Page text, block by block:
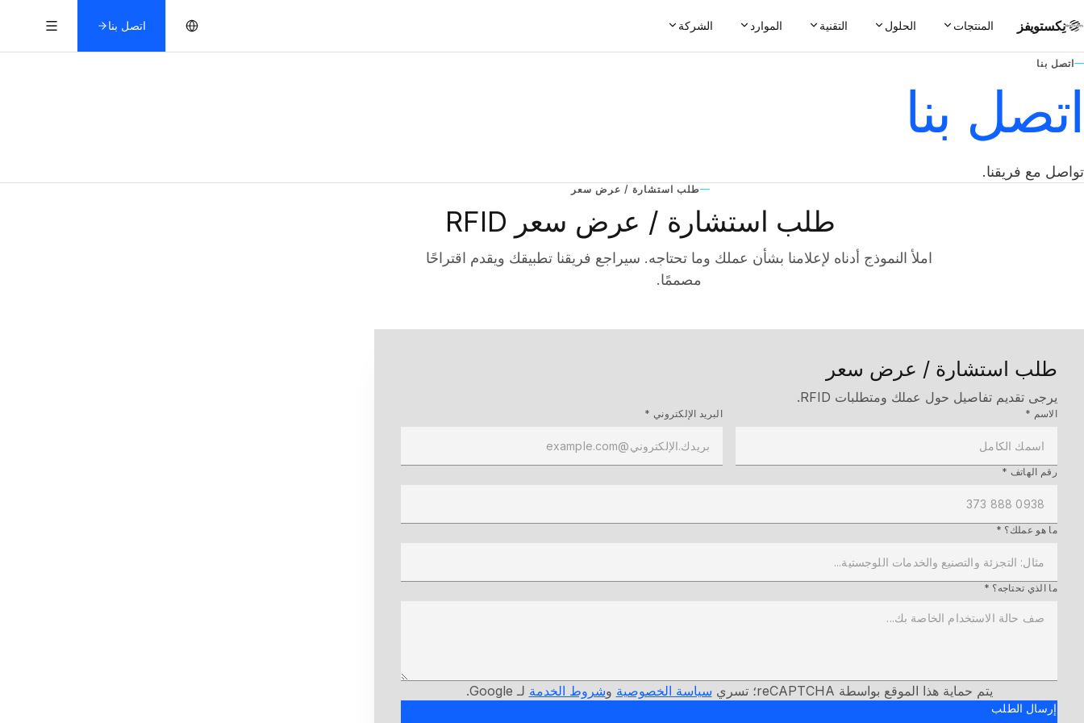
نِكستويفز المنتجات الحلول التقنية الموارد الشركة اتصل بنا
اتصل بنا
اتصل بنا
تواصل مع فريقنا.
طلب استشارة / عرض سعر
طلب استشارة / عرض سعر RFID
املأ النموذج أدناه لإعلامنا بشأن عملك وما تحتاجه. سيراجع فريقنا تطبيقك ويقدم اقتراحًا
مصممًا.
طلب استشارة / عرض سعر
يرجى تقديم تفاصيل حول عملك ومتطلبات RFID.
الاسم * البريد الإلكتروني *
رقم الهاتف *
ما هو عملك؟ *
ما الذي تحتاجه؟ *
يتم حماية هذا الموقع بواسطة reCAPTCHA؛ تسري سياسة الخصوصية وشروط الخدمة لـ Google.
إرسال الطلب